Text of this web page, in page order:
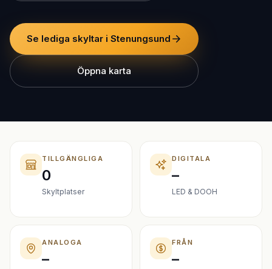
Se lediga skyltar i Stenungsund
Öppna karta
TILLGÄNGLIGA
0
Skyltplatser
DIGITALA
–
LED & DOOH
ANALOGA
–
FRÅN
–